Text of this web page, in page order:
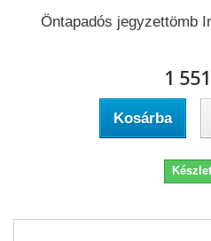
Öntapadós jegyzettömb
1
Kosárba